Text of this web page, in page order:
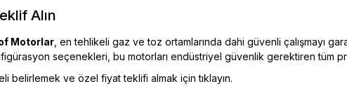
Alın
Motorlar , en tehlikeli gaz ve toz ortamlarında dahi güvenli çalışmayı
seçenekleri, bu motorları endüstriyel güvenlik gerektiren tüm
belirlemek ve özel fiyat teklifi almak için tıklayın.